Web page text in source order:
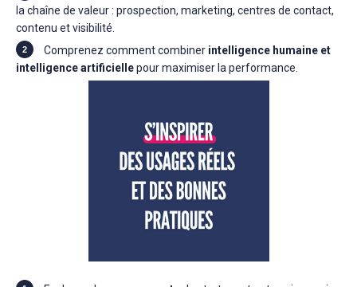
la chaîne de valeur : prospection, marketing, centres de contact,
contenu et visibilité.
Comprenez comment combiner intelligence humaine et
intelligence artificiellepour maximiser la performance.